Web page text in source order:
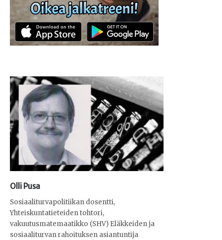
Olli Pusa
Sosiaaliturvapolitiikan dosentti,
Yhteiskuntatieteiden tohtori,
vakuutusmatemaatikko (SHV) Eläkkeiden ja
sosiaaliturvan rahoituksen asiantuntija